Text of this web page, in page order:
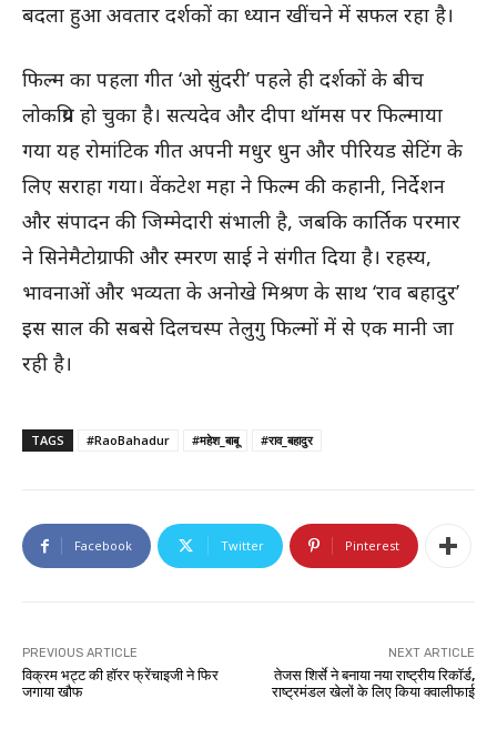
बदला हुआ अवतार दर्शकों का ध्यान खींचने में सफल रहा है।
फिल्म का पहला गीत ‘ओ सुंदरी’ पहले ही दर्शकों के बीच
लोकप्रिय हो चुका है। सत्यदेव और दीपा थॉमस पर फिल्माया
गया यह रोमांटिक गीत अपनी मधुर धुन और पीरियड सेटिंग के
लिए सराहा गया। वेंकटेश महा ने फिल्म की कहानी, निर्देशन
और संपादन की जिम्मेदारी संभाली है, जबकि कार्तिक परमार
ने सिनेमैटोग्राफी और स्मरण साई ने संगीत दिया है। रहस्य,
भावनाओं और भव्यता के अनोखे मिश्रण के साथ ‘राव बहादुर’
इस साल की सबसे दिलचस्प तेलुगु फिल्मों में से एक मानी जा
रही है।
TAGS #RaoBahadur #महेश_बाबू #राव_बहादुर
Facebook Twitter Pinterest
PREVIOUS ARTICLE
विक्रम भट्ट की हॉरर फ्रेंचाइजी ने फिर
जगाया खौफ
NEXT ARTICLE
तेजस शिर्से ने बनाया नया राष्ट्रीय रिकॉर्ड,
राष्ट्रमंडल खेलों के लिए किया क्वालीफाई